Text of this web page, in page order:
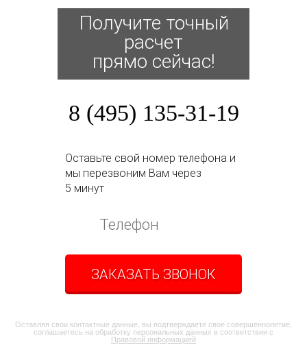
Получите точный
расчет
прямо сейчас!
8 (495) 135-31-19
Оставьте свой номер телефона и
мы перезвоним Вам через
5 минут
ЗАКАЗАТЬ ЗВОНОК
Оставляя свои контактные данные, вы подтверждаете свое совершеннолетие,
соглашаетесь на обработку персональных данных в соответствии с
Правовой информацией